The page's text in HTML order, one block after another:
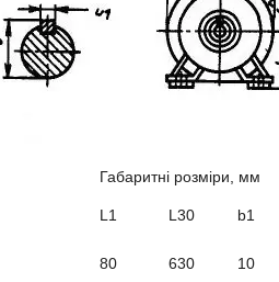
Габаритні розміри, мм
L1 L30 b1
80 630 10